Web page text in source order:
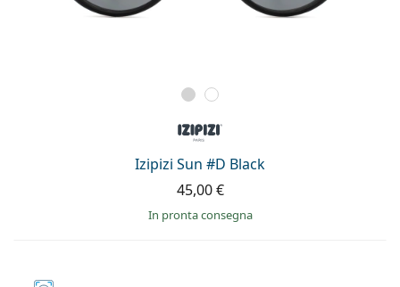
Izipizi Sun #D Black
45,00 €
in pronta consegna